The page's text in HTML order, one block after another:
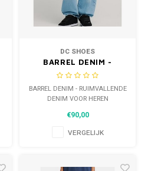
DC SHOES
BARREL DENIM -
RUIMVALLENDE DENIM
VOOR HEREN
BARREL DENIM - RUIMVALLENDE
DENIM VOOR HEREN
€90,00
VERGELIJK